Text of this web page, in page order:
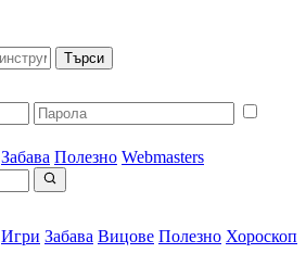
Търси
Забава Полезно Webmasters
Игри Забава Вицове Полезно Хороскоп